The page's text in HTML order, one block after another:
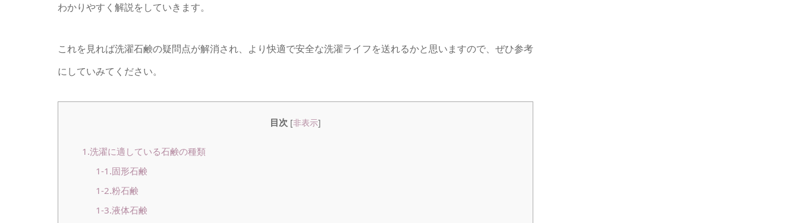
わかりやすく解説をしていきます。
これを見れば洗濯石鹸の疑問点が解消され、より快適で安全な洗濯ライフを送れるかと思いますので、ぜひ参考
にしていみてください。
目次 [非表示]
1.洗濯に適している石鹸の種類
1-1.固形石鹸
1-2.粉石鹸
1-3.液体石鹸